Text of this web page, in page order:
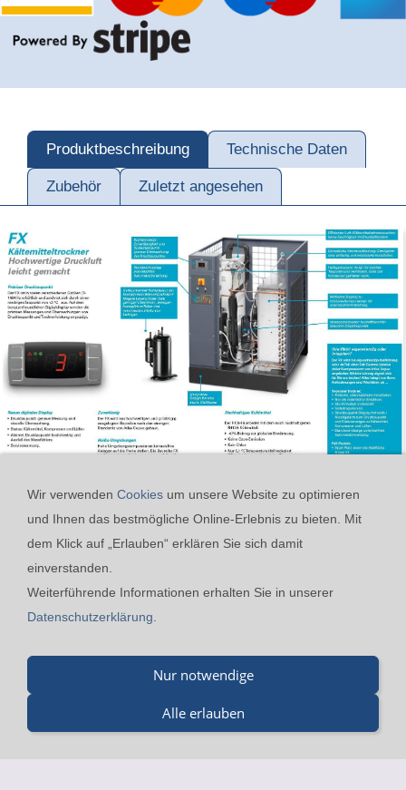
Produktbeschreibung Technische Daten
Zubehör Zuletzt angesehen
24h-Notfall-Hotline Cookies
Widerrufsrecht
Impressum
Merz GmbH Drucklufttechnik - Beinheimer Straße 19 - 76437
drucklufttechnik.de
Wir verwenden Cookies um unsere Website zu optimieren
und Ihnen das bestmögliche Online-Erlebnis zu bieten. Mit
dem Klick auf „Erlauben“ erklären Sie sich damit
einverstanden.
Weiterführende Informationen erhalten Sie in unserer
Datenschutzerklärung
Nur notwendige
Alle erlauben